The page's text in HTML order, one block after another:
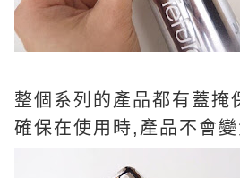
整個系列的產品都有蓋掩
確保在使用時,產品不會變